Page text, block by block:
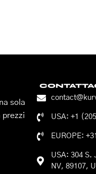
sola
prezzi
USA: +1
EUROPE:
USA: 304 S.
NV, 89107,